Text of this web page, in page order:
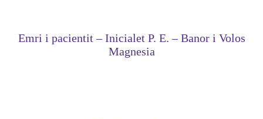
Emri i pacientit – Inicialet P. E. – Banor i Volos
Magnesia